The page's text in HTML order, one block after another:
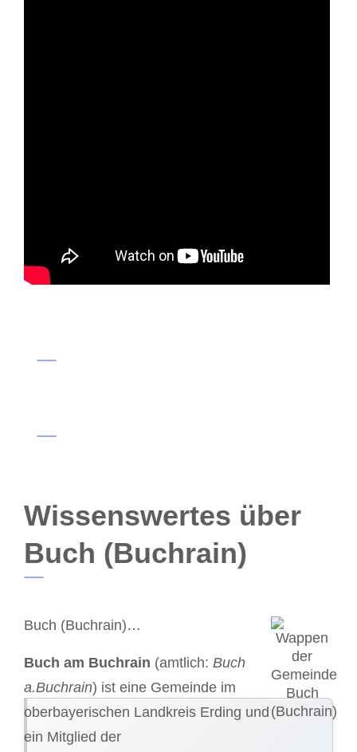
Wissenswertes über
Buch (Buchrain)
Buch (Buchrain)…
Buch am Buchrain (amtlich: Buch
a.Buchrain) ist eine Gemeinde im
oberbayerischen Landkreis Erding und
ein Mitglied der